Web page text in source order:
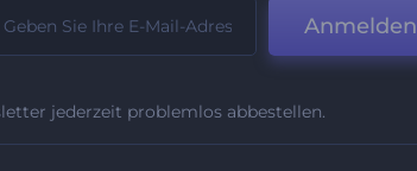
Anmelden
jederzeit problemlos abbestellen.